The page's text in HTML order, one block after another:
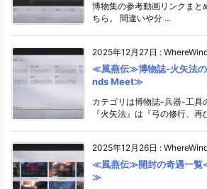
博物集の参考動画リンクまと
ちら。 間違いや分 ...
2025年12月27日 :
≪風燕伝≫博物誌-火矢法
nds Meet≫
カテゴリは博物誌-兵器-工具
『火矢法』は『弓の修行、再
2025年12月26日 :
≪風燕伝≫開封の奇遇一
≫